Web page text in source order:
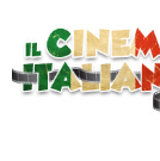
contenuto